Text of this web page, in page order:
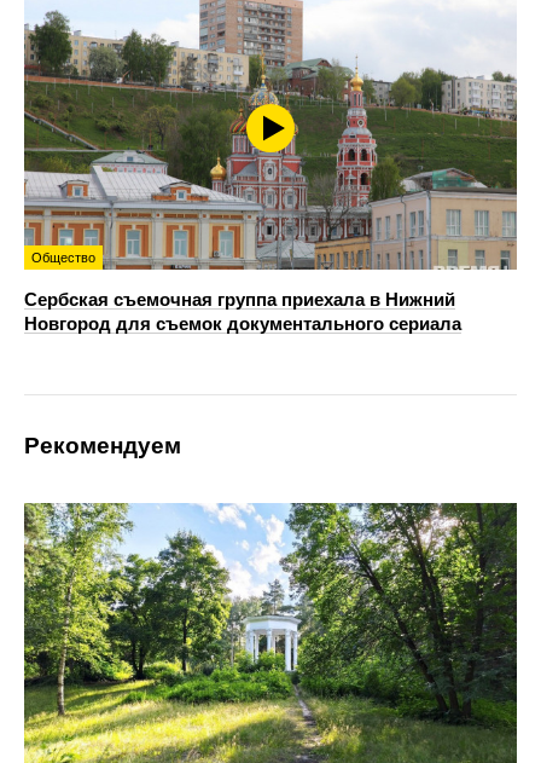
Общество
Сербская съемочная группа приехала в Нижний
Новгород для съемок документального сериала
Рекомендуем